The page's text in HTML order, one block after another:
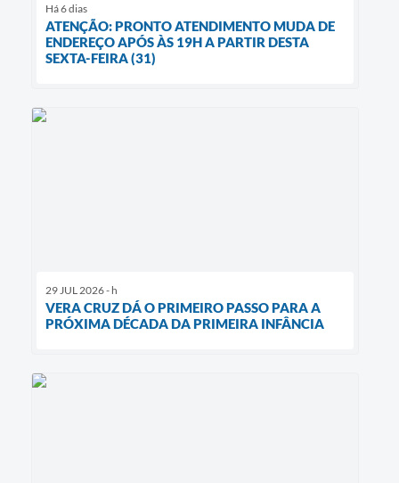
Há 6 dias
ATENÇÃO: PRONTO ATENDIMENTO MUDA DE
ENDEREÇO APÓS ÀS 19H A PARTIR DESTA
SEXTA-FEIRA (31)
29 JUL 2026 - h
VERA CRUZ DÁ O PRIMEIRO PASSO PARA A
PRÓXIMA DÉCADA DA PRIMEIRA INFÂNCIA